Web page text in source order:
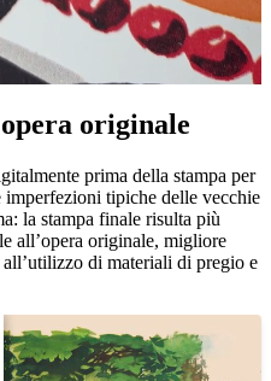
originale
prima della stampa per
tipiche delle vecchie
la stampa finale risulta più
all’opera originale, migliore
all’utilizzo di materiali di pregio e